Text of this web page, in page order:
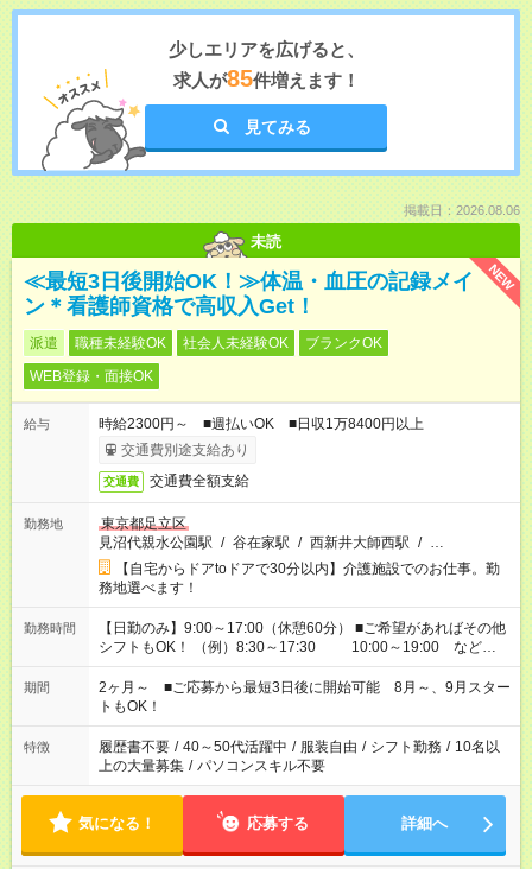
少しエリアを広げると、
求人が85件増えます！
見てみる
掲載日：2026.08.06
未読
NEW
≪最短3日後開始OK！≫体温・血圧の記録メイ
ン＊看護師資格で高収入Get！
派遣 職種未経験OK 社会人未経験OK
ブランクOK
WEB登録・面接OK
給与
時給2300円～ ■週払いOK ■日収1万8400円以上
交通費別途支給あり
交通費 交通費全額支給
勤務地
東京都足立区
見沼代親水公園駅 / 谷在家駅 / 西新井大師西駅 / …
【自宅からドアtoドアで30分以内】介護施設でのお仕事。勤
務地選べます！
勤務時間
【日勤のみ】9:00～17:00（休憩60分） ■ご希望があればその他
シフトもOK！ （例）8:30～17:30 10:00～19:00 など
「家族とお休みを合わせたい」 「できれば残業はしたくない」
など、あなたのご希望に沿ったお仕事をご紹介します！ ※Wワ
ーク希望の方へ 今ご覧のお仕事で希望する勤務時間と、もう1つ
のお仕事の勤務時間。 合計で週40時間を超える場合は応募でき
ません
期間
2ヶ月～ ■ご応募から最短3日後に開始可能 8月～、9月スター
トもOK！
特徴 履歴書不要 / 40～50代活躍中 / 服装自由 / シフト勤務 / 10名以
上の大量募集 / パソコンスキル不要
気になる！ 応募する 詳細へ